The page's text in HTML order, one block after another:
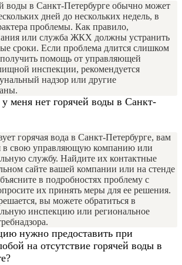
воды в Санкт-Петербурге обычно может
дней до нескольких недель, в
проблемы. Как правило,
или служба ЖКХ должны устранить
сроки. Если проблема длится слишком
получить помощь от управляющей
инспекции, рекомендуется
надзор или другие
меня нет горячей воды в Санкт-
горячая вода в Санкт-Петербурге, вам
в свою управляющую компанию или
службу. Найдите их контактные
сайте вашей компании или на стенде
в подробностях проблему с
их принять меры для ее решения.
вы можете обратиться в
инспекцию или региональное
нужно предоставить при
на отсутствие горячей воды в